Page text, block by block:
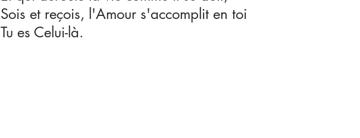
Sois et reçois, l'Amour s'accomplit en toi
Tu es Celui-là.